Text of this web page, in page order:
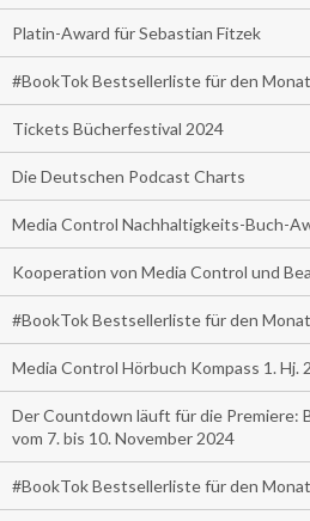
Platin-Award für Sebastian Fitzek
#BookTok Bestsellerliste für den
Tickets Bücherfestival 2024
Die Deutschen Podcast Charts
Media Control Nachhaltigkeits-Buch-
Kooperation von Media Control und
#BookTok Bestsellerliste für den
Media Control Hörbuch Kompass 1. Hj.
Der Countdown läuft für die Premiere:
vom 7. bis 10. November 2024
#BookTok Bestsellerliste für den